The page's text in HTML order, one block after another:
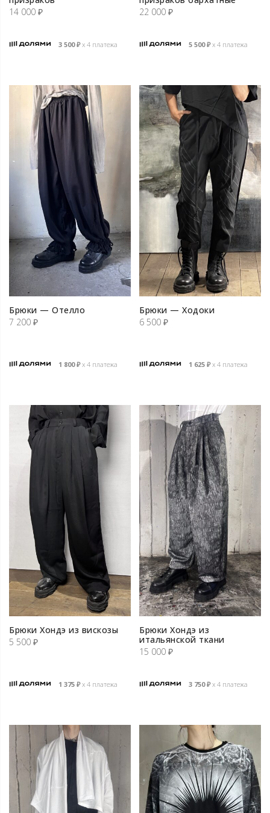
14 000 ₽
3 500₽х 4 платежа
22 000 ₽
5 500₽х 4 платежа
Брюки — Отелло
7 200 ₽
1 800₽х 4 платежа
Брюки — Ходоки
6 500 ₽
1 625 ₽х 4 платежа
Брюки Хондэ из вискозы
5 500 ₽
1 375 ₽х 4 платежа
Брюки Хондэ из
итальянской ткани
15 000 ₽
3 750₽х 4 платежа